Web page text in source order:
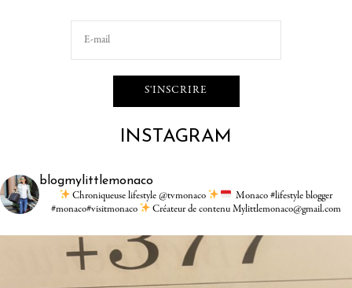
INSTAGRAM
blogmylittlemonaco
Chroniqueuse lifestyle @tvmonaco
Monaco #lifestyle blogger
#monaco#visitmonaco
Créateur de contenu Mylittlemonaco@gmail.com